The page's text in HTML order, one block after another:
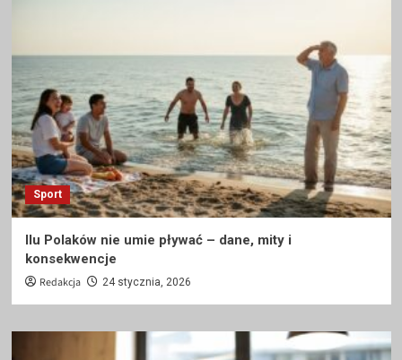
Sport
Ilu Polaków nie umie pływać – dane, mity i
konsekwencje
Redakcja 24 stycznia, 2026